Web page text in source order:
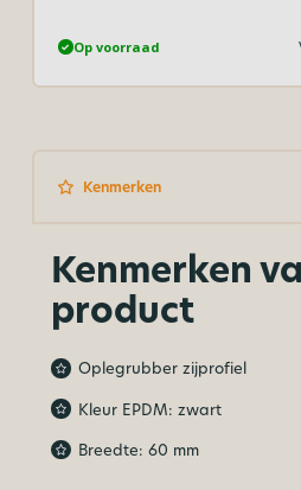
Op voorraad
Kenmerken
Kenmerken
product
Oplegrubber zijprofiel
Kleur EPDM: zwart
Breedte: 60 mm